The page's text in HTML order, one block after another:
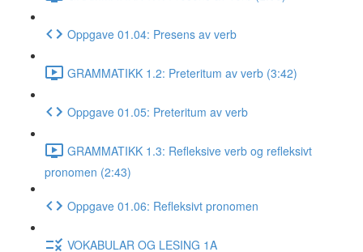
Oppgave 01.04: Presens av verb
GRAMMATIKK 1.2: Preteritum av verb (3:42)
Oppgave 01.05: Preteritum av verb
GRAMMATIKK 1.3: Refleksive verb og refleksivt
pronomen (2:43)
Oppgave 01.06: Refleksivt pronomen
VOKABULAR OG LESING 1A